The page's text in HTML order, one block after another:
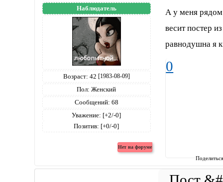
Наблюдатель
Возраст: 42 [1983-08-09]
Пол: Женский
Сообщений: 68
Уважение: [+2/-0]
Позитив: [+0/-0]
А у меня
весит постер
равнодушна я
0